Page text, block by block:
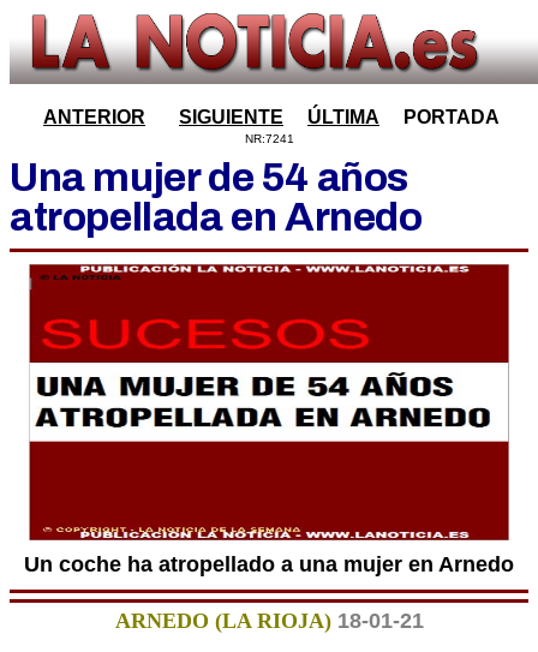
ANTERIOR SIGUIENTE ÚLTIMA PORTADA
NR:7241
Una mujer de 54 años
atropellada en Arnedo
Un coche ha atropellado a una mujer en Arnedo
ARNEDO (LA RIOJA) 18-01-21